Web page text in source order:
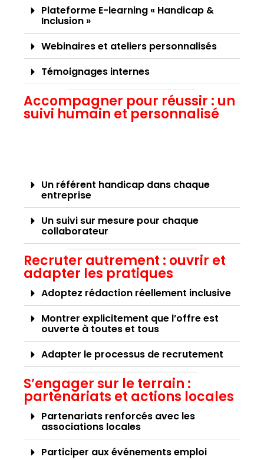
Plateforme E-learning « Handicap &
Inclusion »
Webinaires et ateliers personnalisés
Témoignages internes
Accompagner pour réussir : un
suivi humain et personnalisé
Un référent handicap dans chaque
entreprise
Un suivi sur mesure pour chaque
collaborateur
Recruter autrement : ouvrir et
adapter les pratiques
Adoptez rédaction réellement inclusive
Montrer explicitement que l’offre est
ouverte à toutes et tous
Adapter le processus de recrutement
S’engager sur le terrain :
partenariats et actions locales
Partenariats renforcés avec les
associations locales
Participer aux événements emploi